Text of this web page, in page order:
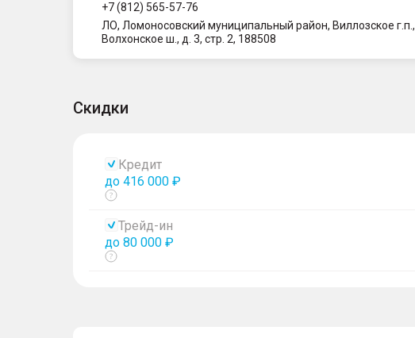
+7 (812) 565-57-76
ЛО, Ломоносовский муниципальный район, Виллозское г.п.,
Волхонское ш., д. 3, стр. 2, 188508
Скидки
Кредит
до 416 000 ₽
Показать
Трейд-ин
до 80 000 ₽
Показать